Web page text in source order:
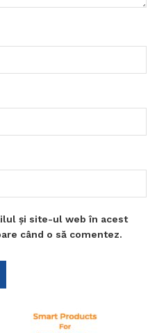
și site-ul web în acest
când o să comentez.